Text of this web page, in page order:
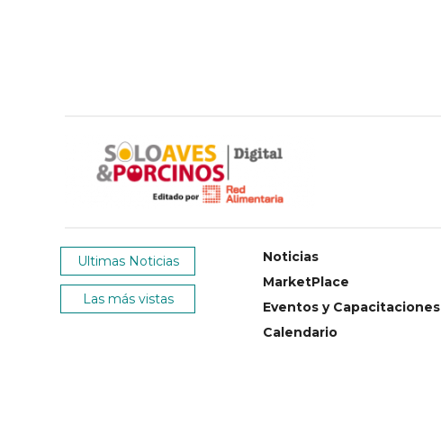
Ultimas Noticias
Las más vistas
Noticias
MarketPlace
Eventos y Capacitaciones
Calendario